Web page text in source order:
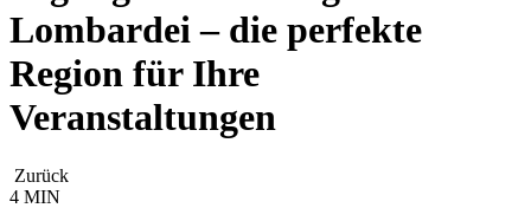
Lombardei – die perfekte
Region für Ihre
Veranstaltungen
Zurück
4 MIN